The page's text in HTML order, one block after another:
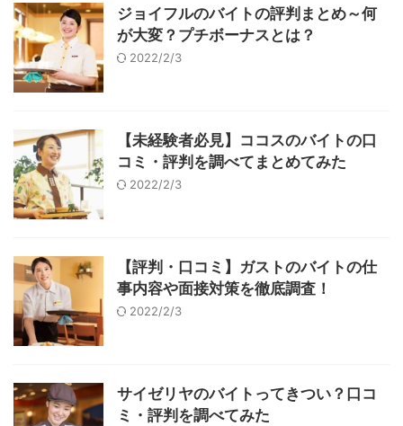
ジョイフルのバイトの評判まとめ～何
が大変？プチボーナスとは？
2022/2/3
【未経験者必見】ココスのバイトの口
コミ・評判を調べてまとめてみた
2022/2/3
【評判・口コミ】ガストのバイトの仕
事内容や面接対策を徹底調査！
2022/2/3
サイゼリヤのバイトってきつい？口コ
ミ・評判を調べてみた